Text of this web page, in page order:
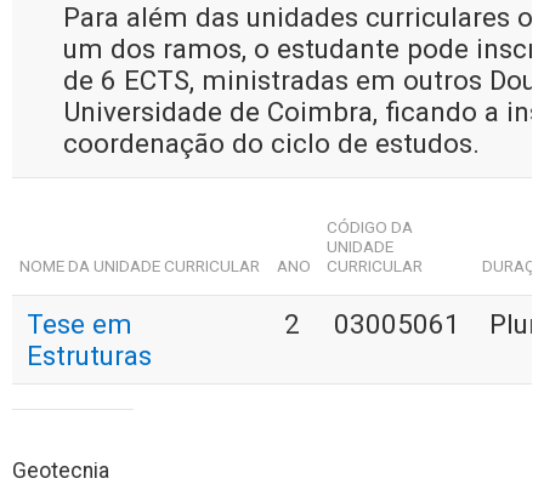
Para além das unidades curriculares
um dos ramos, o estudante pode
de 6 ECTS, ministradas em outros
Universidade de Coimbra, ficando a
coordenação do ciclo de estudos.
NOME DA UNIDADE CURRICULAR ANO
CÓDIGO DA
UNIDADE
CURRICULAR
Tese em
Estruturas
2 03005061
Geotecnia